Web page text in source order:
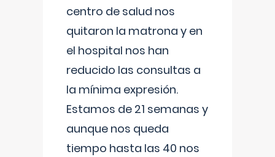
centro de salud nos
quitaron la matrona y en
el hospital nos han
reducido las consultas a
la mínima expresión.
Estamos de 21 semanas y
aunque nos queda
tiempo hasta las 40 nos